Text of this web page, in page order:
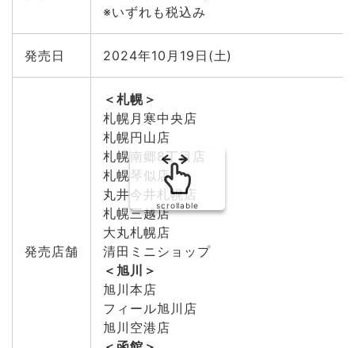
※いずれも税込み
発売日 2024年10月19日(土)
発売店舗
＜札幌＞
札幌月寒中央店
札幌円山店
札幌南郷8丁目店
札幌琴似店
丸井今井札幌店
札幌三越店
大丸札幌店
清田ミニショップ
＜旭川＞
旭川本店
フィール旭川店
旭川空港店
scrollable